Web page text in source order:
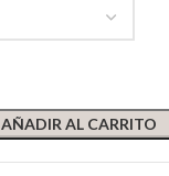
AÑADIR AL CARRITO